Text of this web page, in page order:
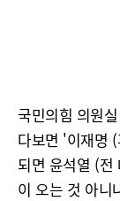
국민의힘 의원
다보면 '이재명
되면 윤석열 (전
이 오는 것 아니